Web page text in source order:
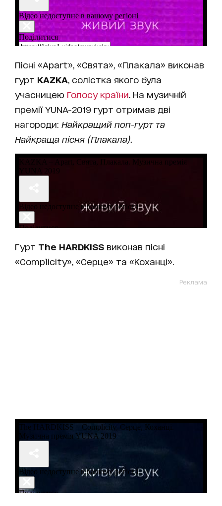
Пісні «Apart», «Свята», «Плакала» виконав
гурт KAZKA , солістка якого була
учасницею Голосу країни . На музичній
премії YUNA-2019 гурт отримав дві
нагороди: Найкращий поп-гурт та
Найкраща пісня (Плакала).
Гурт The HARDKISS виконав пісні
«Complicity», «Серце» та «Коханці».
Реклама